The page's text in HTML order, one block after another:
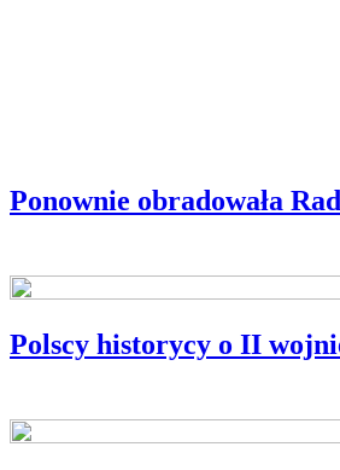
Ponownie obradowała
Polscy historycy o II